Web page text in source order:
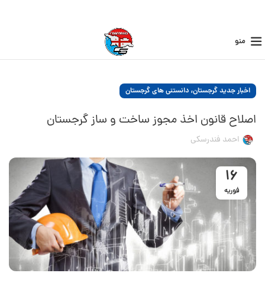
منو
اخبار جدید گرجستان, دانستنی های گرجستان
اصلاح قانون اخذ مجوز ساخت و ساز گرجستان
احمد فندرسکی
16
فوریه